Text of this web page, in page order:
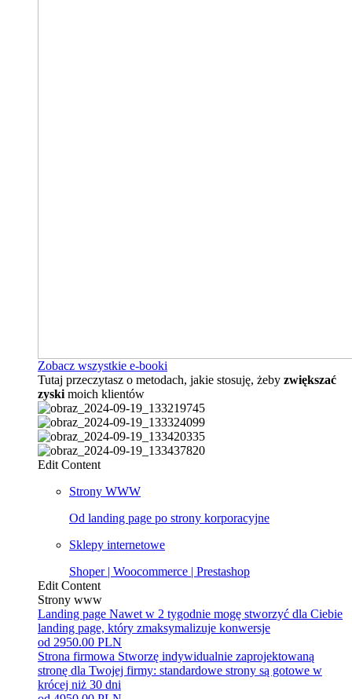
Zobacz wszystkie e-booki
Tutaj przeczytasz o metodach, jakie stosuję, żeby zwiększać
zyski moich klientów
Edit Content
Strony WWW
Od landing page po strony korporacyjne
Sklepy internetowe
Shoper | Woocommerce | Prestashop
Edit Content
Strony www
Landing page Nawet w 2 tygodnie mogę stworzyć dla Ciebie
landing page, który zmaksymalizuje konwersje
od 2950.00 PLN
Strona firmowa Stworzę indywidualnie zaprojektowaną
stronę dla Twojej firmy: standardowe strony są gotowe w
krócej niż 30 dni